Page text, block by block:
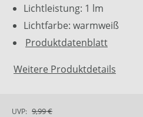
Lichtleistung: 1 lm
Lichtfarbe: warmweiß
Produktdatenblatt
Weitere Produktdetails
UVP: 9,99 €